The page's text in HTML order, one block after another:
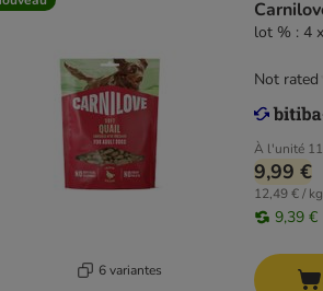
6 variantes
lot % : 4
À l'unité
9,99 €
12,49 € / kg
9,39 €
Not rated